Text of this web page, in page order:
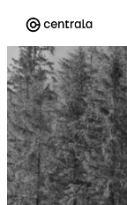
Przejdź
treści